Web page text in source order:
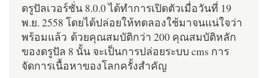
ดรูปัลเวอร์ชั่น 8.0.0 ได้ทำการเปิดตัวเมื่อวันที่ 19
พ.ย. 2558 โดยได้ปล่อยให้ทดลองใช้มาจนแน่ใจว่า
พร้อมแล้ว ด้วยคุณสมบัติกว่า 200 คุณสมบัติหลัก
ของดรูปัล 8 นั้น จะเป็นการปล่อยระบบ cms การ
จัดการเนื้อหาของโลกครั้งสำคัญ